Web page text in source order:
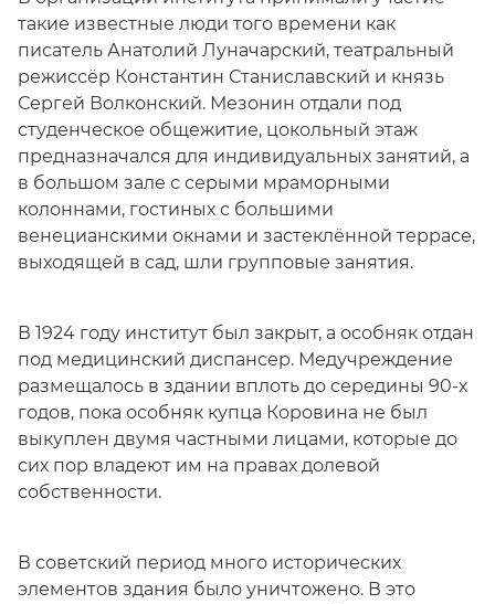
такие известные люди того времени как
писатель Анатолий Луначарский, театральный
режиссёр Константин Станиславский и князь
Сергей Волконский. Мезонин отдали под
студенческое общежитие, цокольный этаж
предназначался для индивидуальных занятий, а
в большом зале с серыми мраморными
колоннами, гостиных с большими
венецианскими окнами и застеклённой террасе,
выходящей в сад, шли групповые занятия.
В 1924 году институт был закрыт, а особняк отдан
под медицинский диспансер. Медучреждение
размещалось в здании вплоть до середины 90-х
годов, пока особняк купца Коровина не был
выкуплен двумя частными лицами, которые до
сих пор владеют им на правах долевой
собственности.
В советский период много исторических
элементов здания было уничтожено. В это